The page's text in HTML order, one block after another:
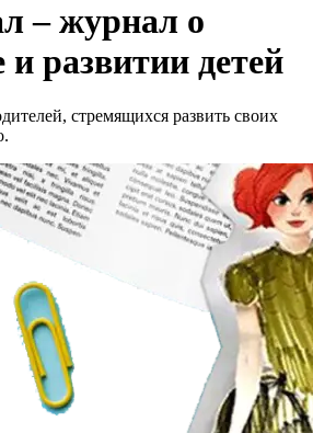
– журнал о
и развитии детей
стремящихся развить своих